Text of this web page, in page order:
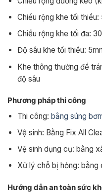
Chiều rộng khe tối thiểu:
Chiều rộng khe tối đa:
Độ sâu khe tối thiểu:
Khe thông thường để
độ sâu
Phương pháp thi công
Thi công: bằng súng
Vệ sinh: Bằng Fix All
Vệ sinh dụng cụ: bằng
Xử lý chỗ bị hỏng: bằng
Hướng dẫn an toàn sức